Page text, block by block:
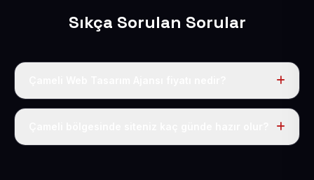
Sıkça Sorulan Sorular
Tek fiyat uygulanır: yıllık 50 USD + KDV. Bu bedele alan